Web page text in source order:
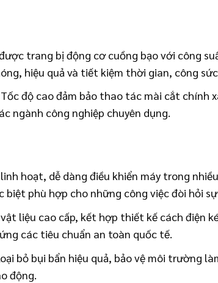
trang bị động cơ cuồng bạo với công
hiệu quả và tiết kiệm thời gian, công
Tốc độ cao đảm bảo thao tác mài cắt chính
ngành công nghiệp chuyên dụng.
hoạt, dễ dàng điều khiển máy trong
phù hợp cho những công việc đòi hỏi
liệu cao cấp, kết hợp thiết kế cách điện
các tiêu chuẩn an toàn quốc tế.
bỏ bụi bẩn hiệu quả, bảo vệ môi trường
động.